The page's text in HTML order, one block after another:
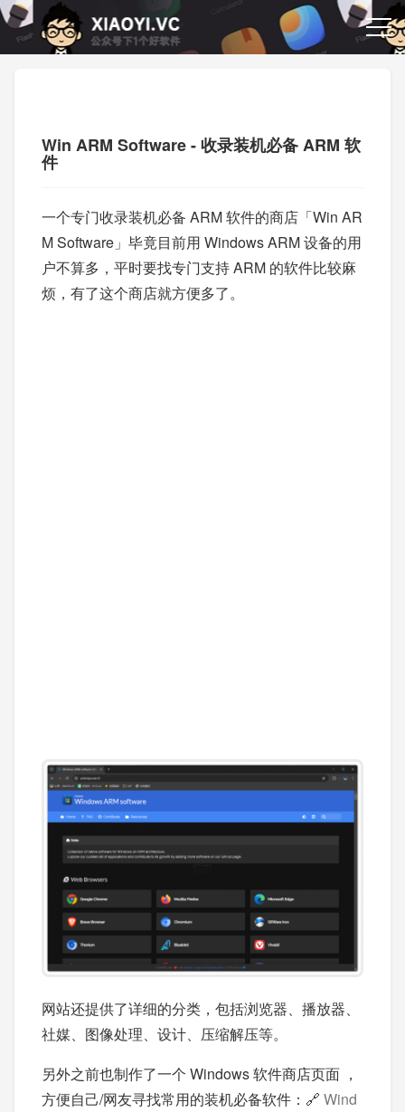
Win ARM Software - 收录装机必备 ARM 软
件
一个专门收录装机必备 ARM 软件的商店「Win AR
M Software」毕竟目前用 Windows ARM 设备的用
户不算多，平时要找专门支持 ARM 的软件比较麻
烦，有了这个商店就方便多了。
网站还提供了详细的分类，包括浏览器、播放器、
社媒、图像处理、设计、压缩解压等。
另外之前也制作了一个 Windows 软件商店页面 ，
方便自己/网友寻找常用的装机必备软件：🔗 Wind